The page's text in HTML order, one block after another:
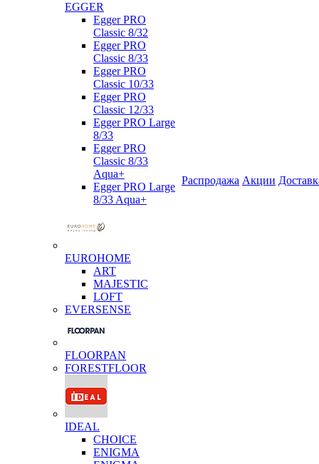
EGGER
Egger PRO
Classic 8/32
Egger PRO
Classic 8/33
Egger PRO
Classic 10/33
Egger PRO
Classic 12/33
Egger PRO Large
8/33
Egger PRO
Classic 8/33
Aqua+
Egger PRO Large
8/33 Aqua+
EUROHOME
ART
MAJESTIC
LOFT
EVERSENSE
FLOORPAN
FORESTFLOOR
IDEAL
CHOICE
ENIGMA
Распродажа Акции